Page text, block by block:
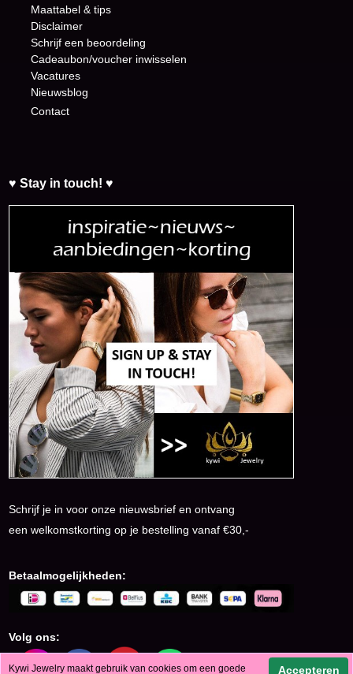
Maattabel & tips
Disclaimer
Schrijf een beoordeling
Cadeaubon/voucher inwisselen
Vacatures
Nieuwsblog
Contact
♥ Stay in touch! ♥
Schrijf je in voor onze nieuwsbrief en ontvang
een welkomstkorting op je bestelling vanaf €30,-
Betaalmogelijkheden:
Volg ons:
Kywi Jewelry maakt gebruik van cookies om een goede Accepteren